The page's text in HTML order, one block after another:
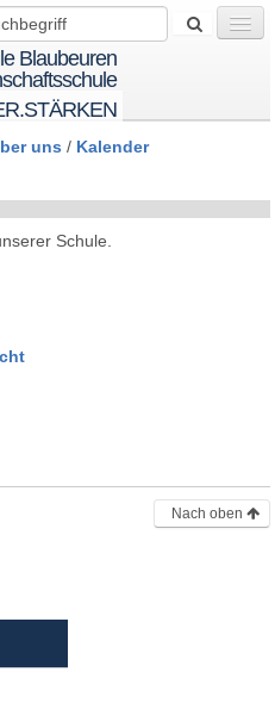
Blaubeuren
uns / Kalender
Schule.
Nach oben